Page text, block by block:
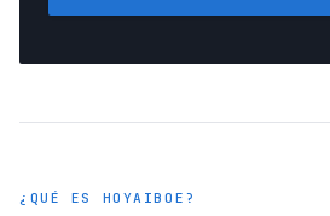
¿QUÉ ES HOYAIBOE?